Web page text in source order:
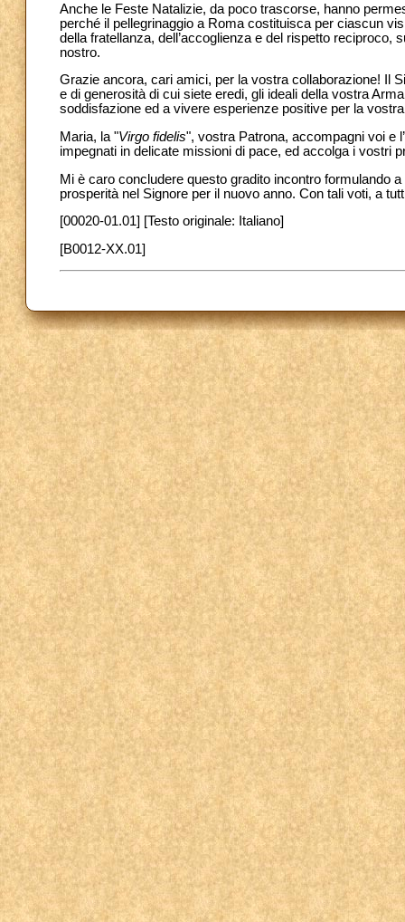
Anche le Feste Natalizie, da poco trascorse, hanno
perché il pellegrinaggio a Roma costituisca per ciascun
della fratellanza, dell’accoglienza e del rispetto reciproco,
nostro.
Grazie ancora, cari amici, per la vostra collaborazione! Il
e di generosità di cui siete eredi, gli ideali della vostra
soddisfazione ed a vivere esperienze positive per la
Maria, la "Virgo fidelis", vostra Patrona, accompagni voi e
impegnati in delicate missioni di pace, ed accolga i vostri
Mi è caro concludere questo gradito incontro formulando
prosperità nel Signore per il nuovo anno. Con tali voti, a
[00020-01.01] [Testo originale: Italiano]
[B0012-XX.01]